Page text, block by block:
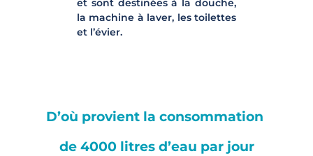
et sont destinées à la douche,
la machine à laver, les toilettes
et l’évier.
D’où provient la consommation
de 4000 litres d’eau par jour